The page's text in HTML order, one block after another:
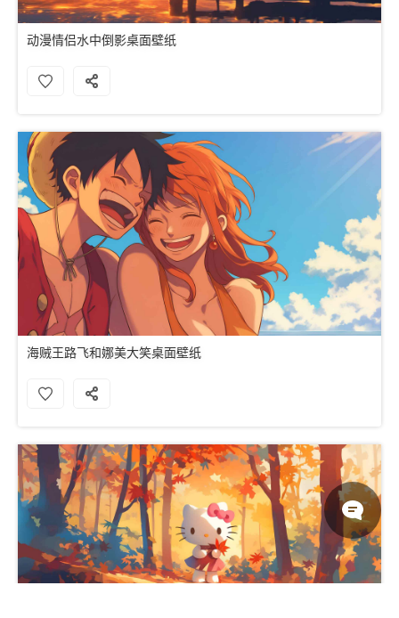
动漫情侣水中倒影桌面壁纸
海贼王路飞和娜美大笑桌面壁纸